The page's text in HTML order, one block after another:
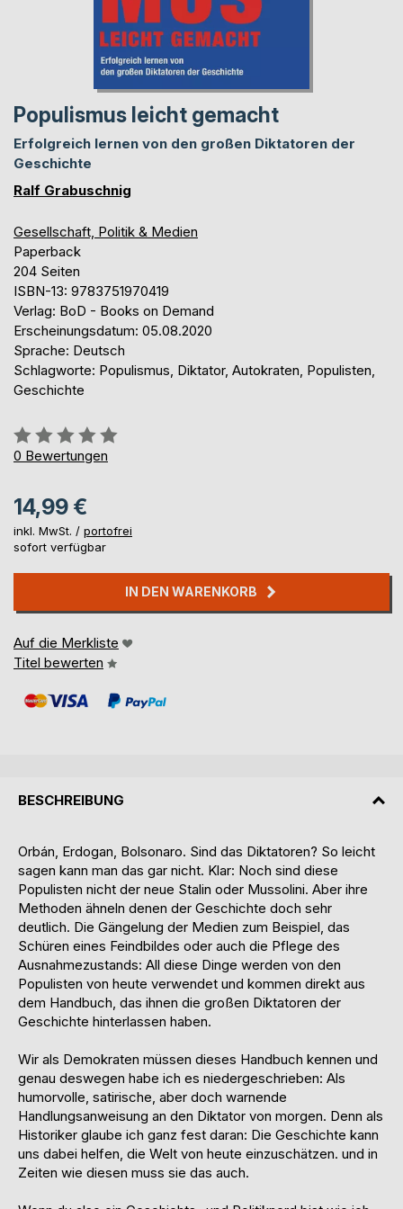
Populismus leicht gemacht
Erfolgreich lernen von den großen Diktatoren der
Geschichte
Ralf Grabuschnig
Gesellschaft, Politik & Medien
Paperback
204 Seiten
ISBN-13: 9783751970419
Verlag: BoD - Books on Demand
Erscheinungsdatum: 05.08.2020
Sprache: Deutsch
Schlagworte: Populismus, Diktator, Autokraten, Populisten,
Geschichte
Bewertung::
0%
0 Bewertungen
14,99 €
inkl. MwSt. / portofrei
sofort verfügbar
IN DEN WARENKORB
Auf die Merkliste
Titel bewerten
BESCHREIBUNG
Orbán, Erdogan, Bolsonaro. Sind das Diktatoren? So leicht
sagen kann man das gar nicht. Klar: Noch sind diese
Populisten nicht der neue Stalin oder Mussolini. Aber ihre
Methoden ähneln denen der Geschichte doch sehr
deutlich. Die Gängelung der Medien zum Beispiel, das
Schüren eines Feindbildes oder auch die Pflege des
Ausnahmezustands: All diese Dinge werden von den
Populisten von heute verwendet und kommen direkt aus
dem Handbuch, das ihnen die großen Diktatoren der
Geschichte hinterlassen haben.
Wir als Demokraten müssen dieses Handbuch kennen und
genau deswegen habe ich es niedergeschrieben: Als
humorvolle, satirische, aber doch warnende
Handlungsanweisung an den Diktator von morgen. Denn als
Historiker glaube ich ganz fest daran: Die Geschichte kann
uns dabei helfen, die Welt von heute einzuschätzen. und in
Zeiten wie diesen muss sie das auch.